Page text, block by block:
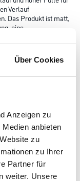
Über Cookies
Anzeigen zu
anbieten
zu
zu Ihrer
Partner für
weiter. Unsere
Verlauf
Das Produkt ist matt,
eine